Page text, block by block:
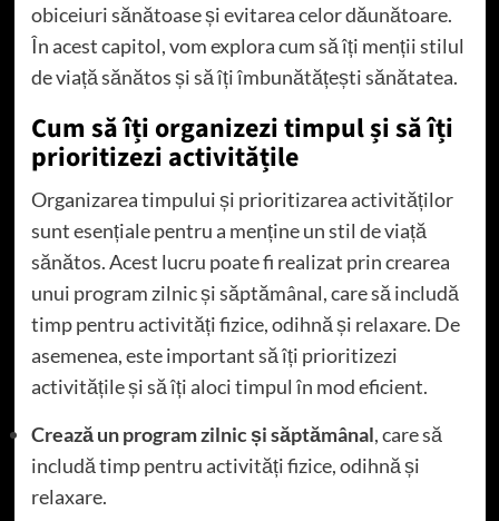
obiceiuri sănătoase și evitarea celor dăunătoare.
În acest capitol, vom explora cum să îți menții stilul
de viață sănătos și să îți îmbunătățești sănătatea.
Cum să îți organizezi timpul și să îți
prioritizezi activitățile
Organizarea timpului și prioritizarea activităților
sunt esențiale pentru a menține un stil de viață
sănătos. Acest lucru poate fi realizat prin crearea
unui program zilnic și săptămânal, care să includă
timp pentru activități fizice, odihnă și relaxare. De
asemenea, este important să îți prioritizezi
activitățile și să îți aloci timpul în mod eficient.
Crează un program zilnic și săptămânal, care să
includă timp pentru activități fizice, odihnă și
relaxare.